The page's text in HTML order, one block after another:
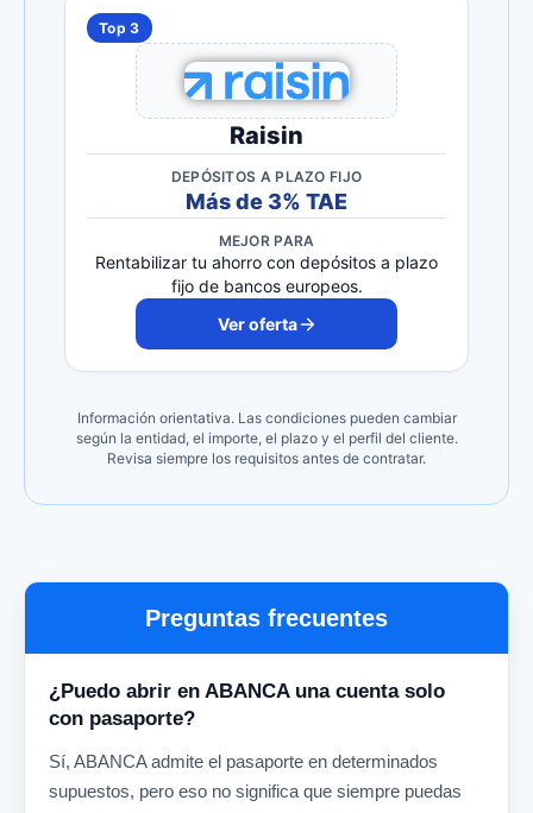
Top 3
Raisin
DEPÓSITOS A PLAZO FIJO
Más de 3% TAE
MEJOR PARA
Rentabilizar tu ahorro con depósitos a plazo
fijo de bancos europeos.
Ver oferta
Información orientativa. Las condiciones pueden cambiar
según la entidad, el importe, el plazo y el perfil del cliente.
Revisa siempre los requisitos antes de contratar.
Preguntas frecuentes
¿Puedo abrir en ABANCA una cuenta solo
con pasaporte?
Sí, ABANCA admite el pasaporte en determinados
supuestos, pero eso no significa que siempre puedas